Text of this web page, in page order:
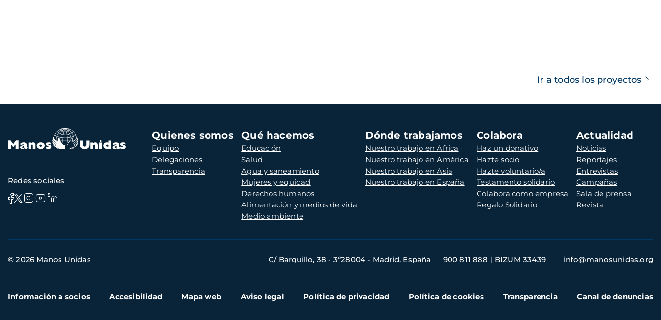
Ir a todos los proyectos
Navegación
principal
Quienes somos
Equipo
Delegaciones
Transparencia
Qué hacemos
Educación
Salud
Agua y saneamiento
Mujeres y equidad
Derechos humanos
Alimentación y medios de vida
Medio ambiente
Dónde trabajamos
Nuestro trabajo en África
Nuestro trabajo en América
Nuestro trabajo en Asia
Nuestro trabajo en España
Colabora
Haz un donativo
Hazte socio
Hazte voluntario/a
Testamento solidario
Colabora como empresa
Regalo Solidario
Actualidad
Noticias
Reportajes
Entrevistas
Campañas
Sala de prensa
Revista
Redes sociales
de
© 2026 Manos Unidas C/ Barquillo, 38 - 3º28004 - Madrid, España 900 811 888 BIZUM 33439 info@manosunidas.org
Menú
Información a socios Accesibilidad Mapa web Aviso legal Política de privacidad Política de cookies Transparencia Canal de denuncias